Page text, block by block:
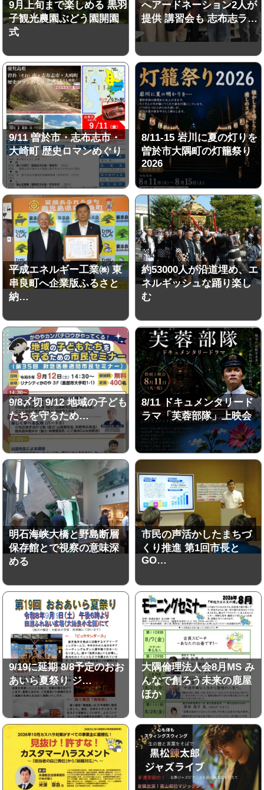
9月上旬まで楽しめる 黒羽
子観光農園ぶどう園開園
式
へアードネーション2人が
提供 講習会も 志布志ラ…
9/11 曽於市・志布志市・
大崎町 歴史ロマンめぐり
8/11-15 岩川に夏の灯りを
曽於市大隅町の灯籠祭り
2026
平成エネルギー工業㈱ 東
串良町へ企業版ふるさと
納…
約53000人が沿道埋め、エ
ネルギッシュな踊り楽し
む
9/8〆切 9/12 地域の子ども
たちを守るため…
8/11 ドキュメンタリード
ラマ「芙蓉部隊」上映会
明石海峡大橋と野島断層
保存館とで視察の意味深
める
市民の声活かしたまちづ
くり推進 第1回市長と
GO…
9/19に延期 8/8予定のおお
あいら夏祭り ジ…
大隅倫理法人会8月MS み
んなで創ろう未来の鹿屋
ほか